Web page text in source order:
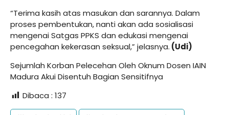
“Terima kasih atas masukan dan sarannya. Dalam
proses pembentukan, nanti akan ada sosialisasi
mengenai Satgas PPKS dan edukasi mengenai
pencegahan kekerasan seksual,” jelasnya. (Udi)
Sejumlah Korban Pelecehan Oleh Oknum Dosen IAIN
Madura Akui Disentuh Bagian Sensitifnya
Dibaca : 137